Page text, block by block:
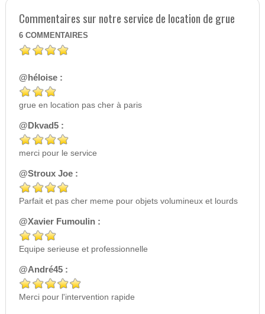
Commentaires sur notre service de location de grue
6 COMMENTAIRES
@héloise :
grue en location pas cher à paris
@Dkvad5 :
merci pour le service
@Stroux Joe :
Parfait et pas cher meme pour objets volumineux et lourds
@Xavier Fumoulin :
Equipe serieuse et professionnelle
@André45 :
Merci pour l'intervention rapide